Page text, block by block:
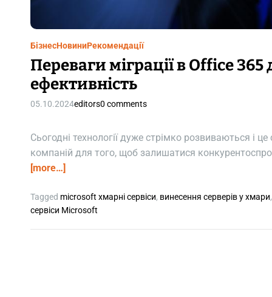
БізнесНовиниРекомендації
Переваги міграції в Office 365
ефективність
05.10.2024editors0 comments
Сьогодні технології дуже стрімко розвиваються і
компаній для того, щоб залишатися
[more…]
Tagged microsoft хмарні сервіси, винесення серверів у хмари
сервіси Microsoft